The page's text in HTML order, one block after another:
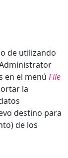
de utilizando
en el menú File
la
destino para
de los